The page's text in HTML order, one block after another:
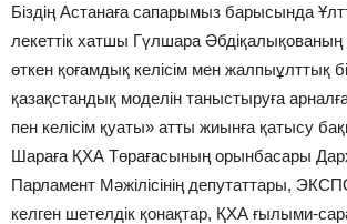
Біздің Астанаға сапарымыз барысында
ле­кет­­тік хатшы Гүлшара
өткен қоғамдық келісім мен жалпыұлттық
қазақстандық моделін таныстыруға
пен келісім қуаты» атты жиынға қатысу
Шараға ҚХА Төрағасының орынбасары
Парламент Мәжілісінің депутаттары,
келген шетелдік қонақтар, ҚХА ғылыми-